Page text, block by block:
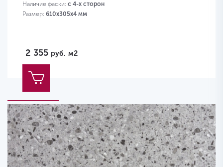
Наличие фаски: с 4-х сторон
Размер: 610х305х4 мм
2 355 руб. м2